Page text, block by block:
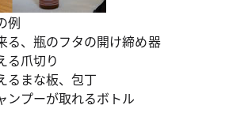
例
る、瓶のフタの開け締め器
る爪切り
るまな板、包丁
ンプーが取れるボトル